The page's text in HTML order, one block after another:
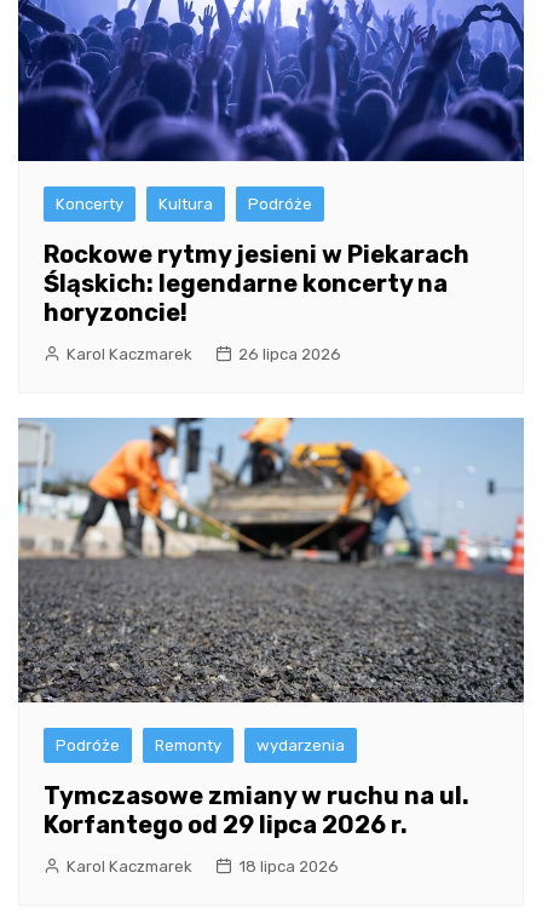
Koncerty Kultura Podróże
Rockowe rytmy jesieni w Piekarach
Śląskich: legendarne koncerty na
horyzoncie!
Karol Kaczmarek 26 lipca 2026
Podróże Remonty wydarzenia
Tymczasowe zmiany w ruchu na ul.
Korfantego od 29 lipca 2026 r.
Karol Kaczmarek 18 lipca 2026